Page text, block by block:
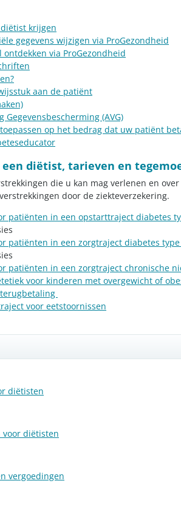
krijgen
gegevens wijzigen via ProGezondheid
via ProGezondheid
aan de patiënt
Gegevensbescherming (AVG)
op het bedrag dat uw patiënt
diëtist, tarieven en
die u kan mag verlenen en
door de ziekteverzekering.
patiënten in een opstarttraject diabetes
patiënten in een zorgtraject diabetes
patiënten in een zorgtraject chronische
voor kinderen met overgewicht of
voor eetstoornissen
diëtisten
voor diëtisten
vergoedingen